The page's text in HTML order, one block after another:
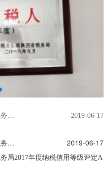
我公司荣获国家税务总局陕西省税务局2017年度纳税信用等级评定A级纳税人称号。 2019-06-17
我公司荣获国家税务总局陕西省税务局2017年度纳税信用等级评定A级纳税人称号。 2019-06-17
局2017年度纳税信用等级评定A